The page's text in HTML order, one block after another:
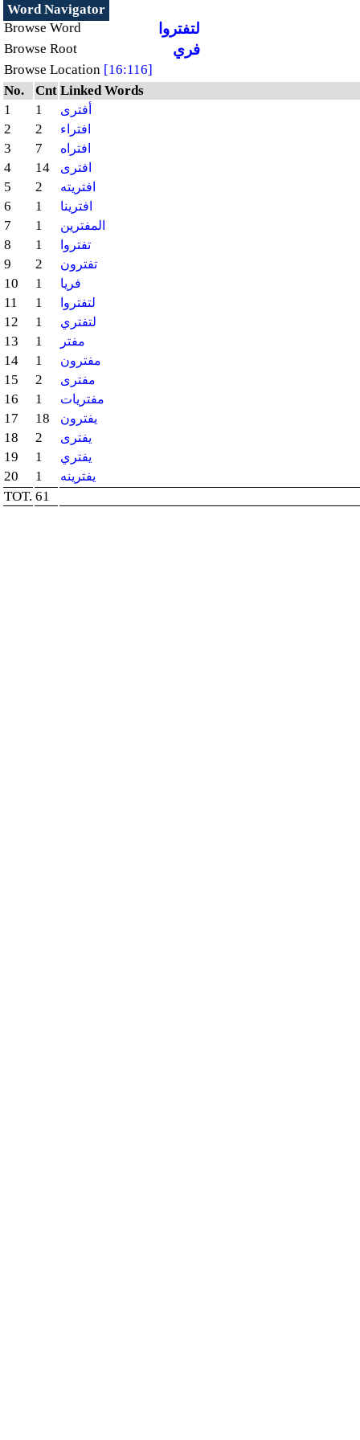
Word Navigator
Browse Word
لتفتروا
Browse Root فري
Browse Location [16:116]
No.
Cnt Linked Words
1
1 أفترى
2 2 افتراء
3 7 افتراه
4 14 افترى
5 2 افتريته
6 1 افترينا
7 1 المفترين
8 1 تفتروا
9 2 تفترون
10 1 فريا
11 1 لتفتروا
12 1 لتفتري
13 1 مفتر
14 1 مفترون
15 2 مفترى
16 1 مفتريات
17 18 يفترون
18 2 يفترى
19 1 يفتري
20 1 يفترينه
TOT. 61